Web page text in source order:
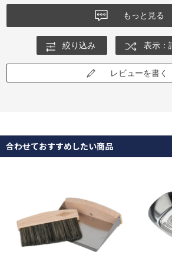
もっと見る
絞り込み 表示：
レビューを書く
合わせておすすめしたい商品